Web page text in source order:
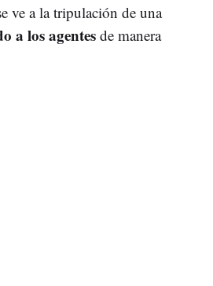
ve a la tripulación de una
a los agentesde manera